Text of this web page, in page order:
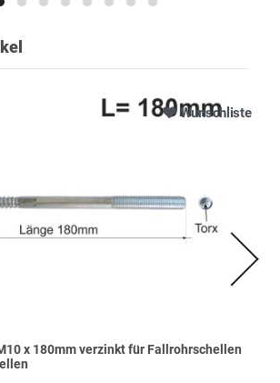
Wunschliste
x 180mm verzinkt für Fallrohrschellen